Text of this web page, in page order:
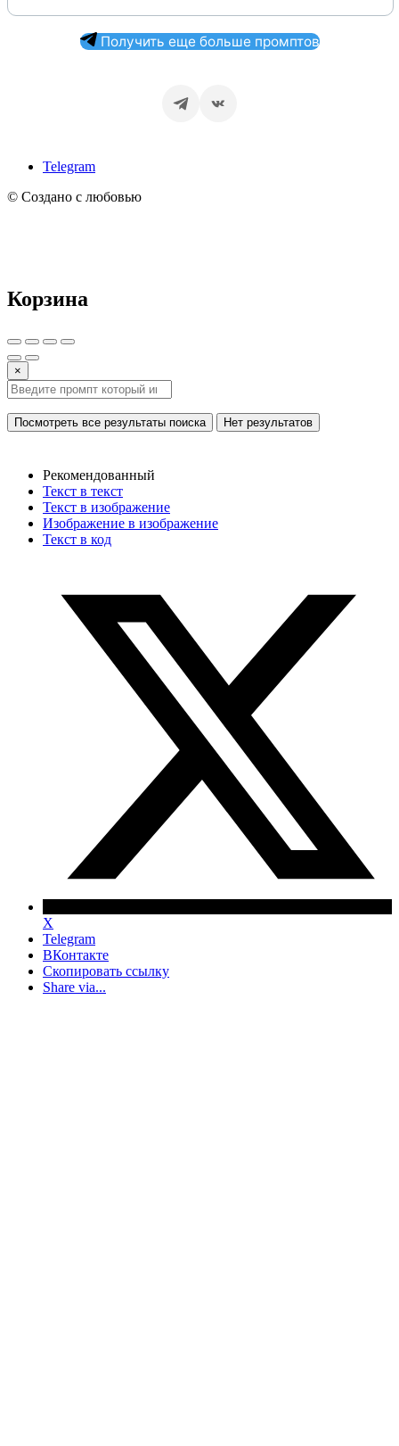
Получить еще больше промптов
Telegram
© Создано с любовью
Корзина
×
Посмотреть все результаты поиска Нет результатов
Рекомендованный
Текст в текст
Текст в изображение
Изображение в изображение
Текст в код
X
Telegram
ВКонтакте
Скопировать ссылку
Share via...